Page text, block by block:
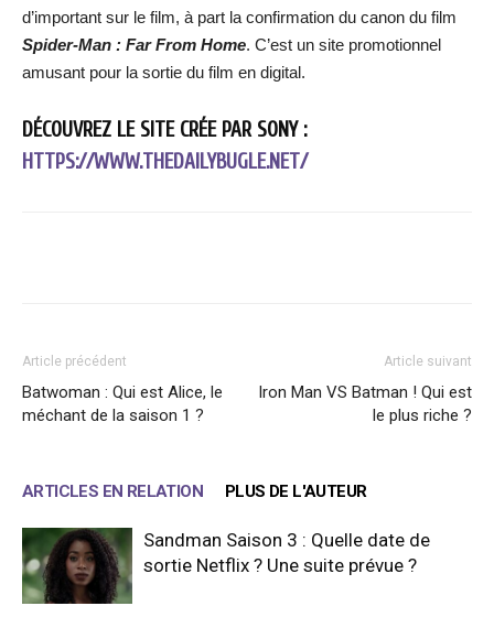
d’important sur le film, à part la confirmation du canon du film
Spider-Man : Far From Home. C’est un site promotionnel
amusant pour la sortie du film en digital.
DÉCOUVREZ LE SITE CRÉE PAR SONY :
HTTPS://WWW.THEDAILYBUGLE.NET/
Article précédent
Batwoman : Qui est Alice, le
méchant de la saison 1 ?
Article suivant
Iron Man VS Batman ! Qui est
le plus riche ?
ARTICLES EN RELATION PLUS DE L'AUTEUR
Sandman Saison 3 : Quelle date de
sortie Netflix ? Une suite prévue ?